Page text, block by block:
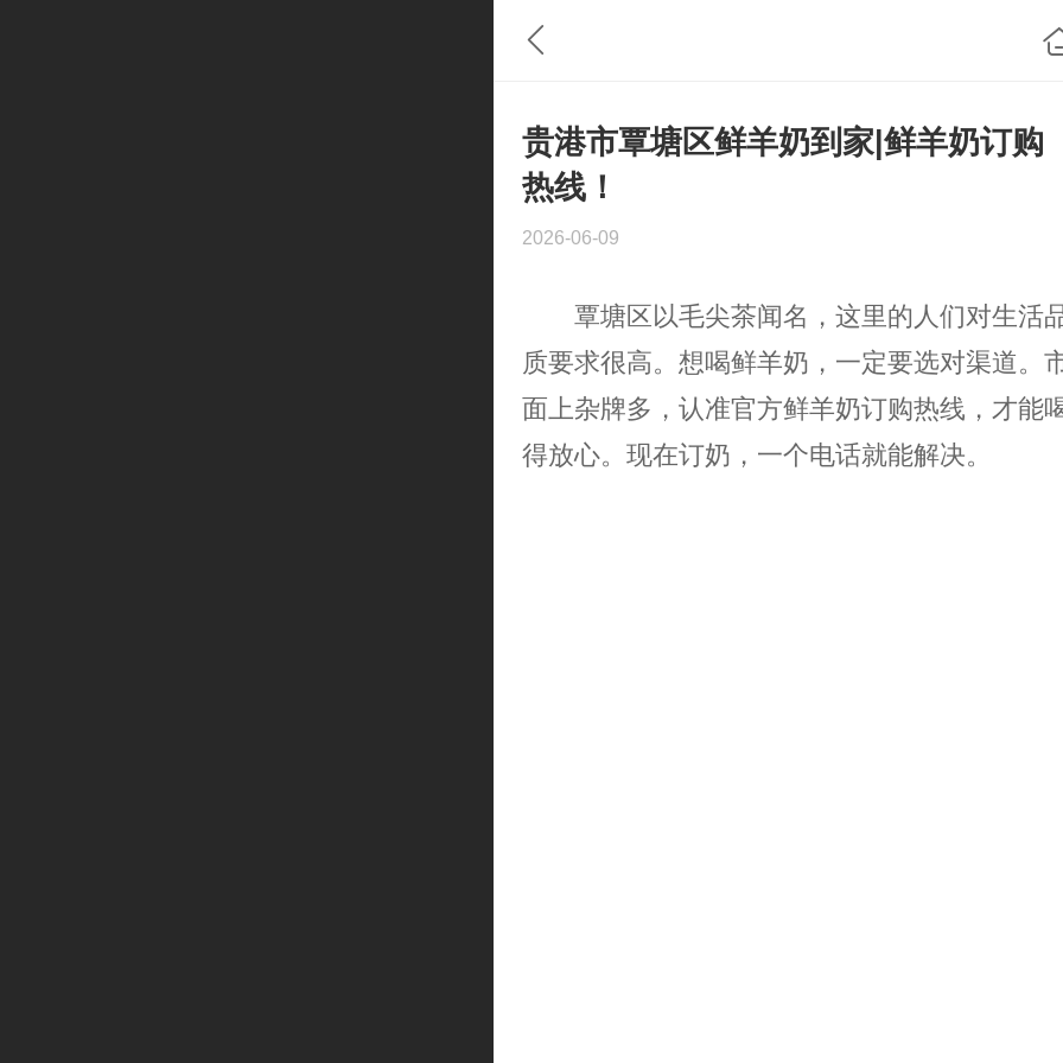
贵港市覃塘区鲜羊奶到家|鲜羊奶订购
热线！
2026-06-09
覃塘区以毛尖茶闻名，这里的人们对生活
质要求很高。想喝鲜羊奶，一定要选对渠道。
面上杂牌多，认准官方鲜羊奶订购热线，才能
得放心。现在订奶，一个电话就能解决。